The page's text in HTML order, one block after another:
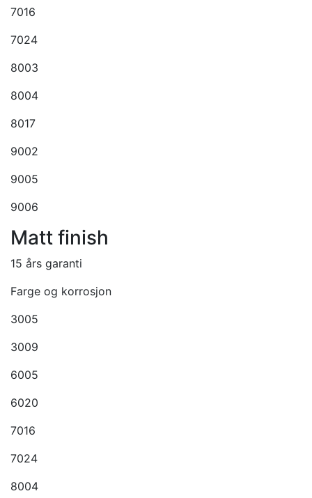
7016
7024
8003
8004
8017
9002
9005
9006
Matt finish
15 års garanti
Farge og korrosjon
3005
3009
6005
6020
7016
7024
8004